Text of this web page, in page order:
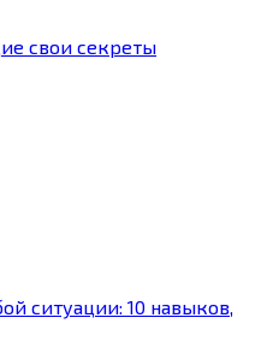
свои секреты
ситуации: 10 навыков,